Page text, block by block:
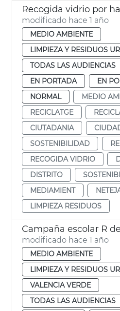
Recogida vidrio por
modificado hace 1 año
MEDIO AMBIENTE
LIMPIEZA Y RESIDUOS
TODAS LAS AUDIENCIAS
EN PORTADA
EN
NORMAL
MEDIO
RECICLATGE
CIUTADANIA
SOSTENIBILIDAD
RECOGIDA VIDRIO
DISTRITO
MEDIAMIENT
LIMPIEZA RESIDUOS
Campaña escolar R
modificado hace 1 año
MEDIO AMBIENTE
LIMPIEZA Y RESIDUOS
VALENCIA VERDE
TODAS LAS AUDIENCIAS